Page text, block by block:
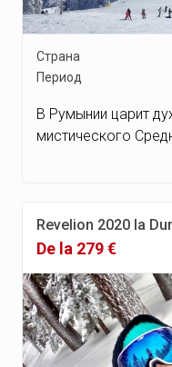
Страна
Период
В Румынии царит
мистического
Revelion 2020 la
De la 279 €